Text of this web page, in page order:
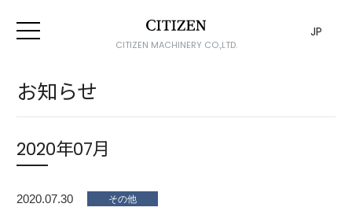
CITIZEN MACHINERY CO.,LTD.
JP
お知らせ
2020年07月
2020.07.30